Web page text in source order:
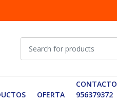
OFERTA
CONTACTO
956379372